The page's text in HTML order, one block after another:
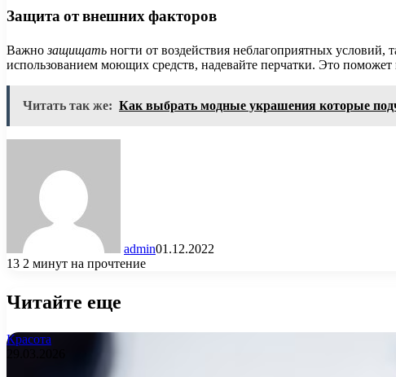
Защита от внешних факторов
Важнозащищать ногти от воздействия неблагоприятных
использованием моющих средств, надевайте перчатки. Это
Читать так же: Как выбрать модные украшения которые
admin01.12.2022
13 2 минут на прочтение
Читайте еще
Красота